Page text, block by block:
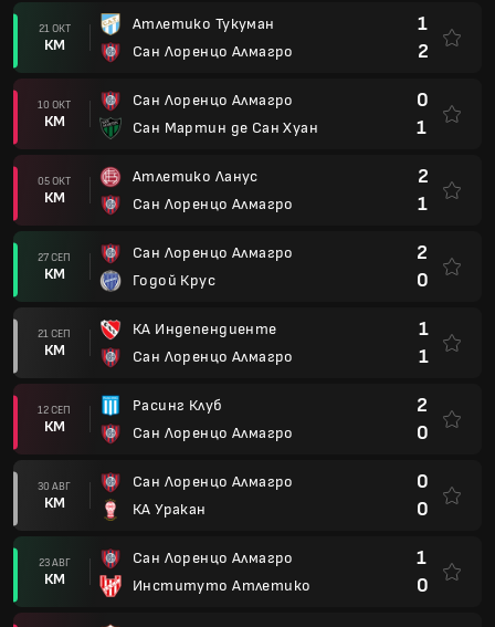
21 ОКТ
КМ
Атлетико Тукуман
Сан Лоренцо Алмагро
1
2
10 ОКТ
КМ
Сан Лоренцо Алмагро
Сан Мартин де Сан Хуан
0
1
05 ОКТ
КМ
Атлетико Ланус
Сан Лоренцо Алмагро
2
1
27 СЕП
КМ
Сан Лоренцо Алмагро
Годой Крус
2
0
21 СЕП
КМ
КА Индепендиенте
Сан Лоренцо Алмагро
1
1
12 СЕП
КМ
Расинг Клуб
Сан Лоренцо Алмагро
2
0
30 АВГ
КМ
Сан Лоренцо Алмагро
КА Уракан
0
0
23 АВГ
КМ
Сан Лоренцо Алмагро
Институто Атлетико
1
0